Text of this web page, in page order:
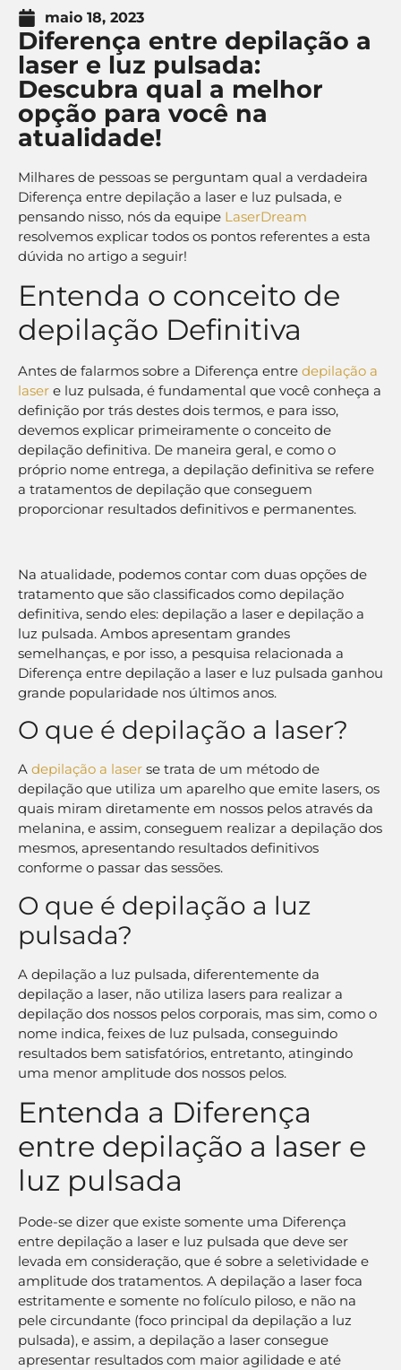
maio 18, 2023
Diferença entre depilação a
laser e luz pulsada:
Descubra qual a melhor
opção para você na
atualidade!
Milhares de pessoas se perguntam qual a verdadeira
Diferença entre depilação a laser e luz pulsada, e
pensando nisso, nós da equipe LaserDream
resolvemos explicar todos os pontos referentes a esta
dúvida no artigo a seguir!
Entenda o conceito de
depilação Definitiva
Antes de falarmos sobre a Diferença entre depilação a
laser e luz pulsada, é fundamental que você conheça a
definição por trás destes dois termos, e para isso,
devemos explicar primeiramente o conceito de
depilação definitiva. De maneira geral, e como o
próprio nome entrega, a depilação definitiva se refere
a tratamentos de depilação que conseguem
proporcionar resultados definitivos e permanentes.
Na atualidade, podemos contar com duas opções de
tratamento que são classificados como depilação
definitiva, sendo eles: depilação a laser e depilação a
luz pulsada. Ambos apresentam grandes
semelhanças, e por isso, a pesquisa relacionada a
Diferença entre depilação a laser e luz pulsada ganhou
grande popularidade nos últimos anos.
O que é depilação a laser?
A depilação a laser se trata de um método de
depilação que utiliza um aparelho que emite lasers, os
quais miram diretamente em nossos pelos através da
melanina, e assim, conseguem realizar a depilação dos
mesmos, apresentando resultados definitivos
conforme o passar das sessões.
O que é depilação a luz
pulsada?
A depilação a luz pulsada, diferentemente da
depilação a laser, não utiliza lasers para realizar a
depilação dos nossos pelos corporais, mas sim, como o
nome indica, feixes de luz pulsada, conseguindo
resultados bem satisfatórios, entretanto, atingindo
uma menor amplitude dos nossos pelos.
Entenda a Diferença
entre depilação a laser e
luz pulsada
Pode-se dizer que existe somente uma Diferença
entre depilação a laser e luz pulsada que deve ser
levada em consideração, que é sobre a seletividade e
amplitude dos tratamentos. A depilação a laser foca
estritamente e somente no folículo piloso, e não na
pele circundante (foco principal da depilação a luz
pulsada), e assim, a depilação a laser consegue
apresentar resultados com maior agilidade e até